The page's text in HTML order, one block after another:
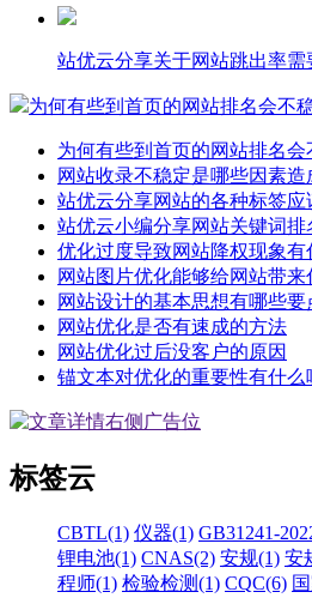
站优云分享关于网站跳出率需
为何有些到首页的网站排名会不
为何有些到首页的网站排名会
网站收录不稳定是哪些因素造
站优云分享网站的各种标签应
站优云小编分享网站关键词
优化过度导致网站降权现象有
网站图片优化能够给网站带来
网站设计的基本思想有哪些要
网站优化是否有速成的方法
网站优化过后没客户的原因
锚文本对优化的重要性有什么
标签云
CBTL(1) 仪器(1) GB31241-
锂电池(1) CNAS(2) 安规(1) 安
程师(1) 检验检测(1) CQC(6)